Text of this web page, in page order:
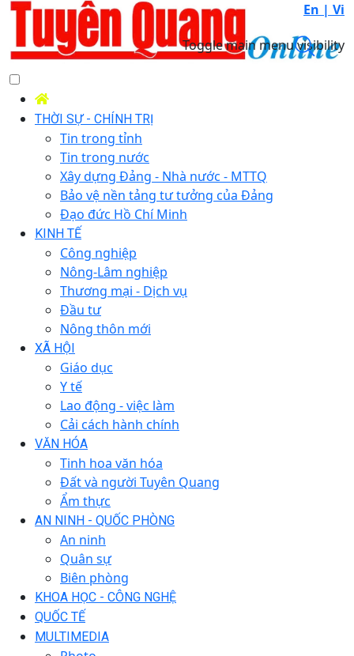
En | Vi
Toggle main menu visibility
THỜI SỰ - CHÍNH TRỊ
Tin trong tỉnh
Tin trong nước
Xây dựng Đảng - Nhà nước - MTTQ
Bảo vệ nền tảng tư tưởng của Đảng
Đạo đức Hồ Chí Minh
KINH TẾ
Công nghiệp
Nông-Lâm nghiệp
Thương mại - Dịch vụ
Đầu tư
Nông thôn mới
XÃ HỘI
Giáo dục
Y tế
Lao động - việc làm
Cải cách hành chính
VĂN HÓA
Tinh hoa văn hóa
Đất và người Tuyên Quang
Ẩm thực
AN NINH - QUỐC PHÒNG
An ninh
Quân sự
Biên phòng
KHOA HỌC - CÔNG NGHỆ
QUỐC TẾ
MULTIMEDIA